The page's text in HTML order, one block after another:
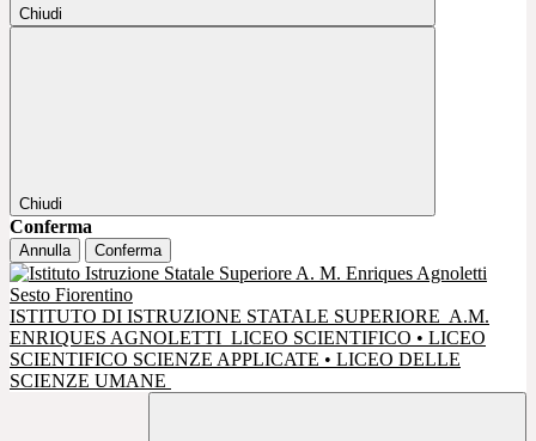
Chiudi
Chiudi
Conferma
Annulla Conferma
ISTITUTO DI ISTRUZIONE STATALE SUPERIORE A.M.
ENRIQUES AGNOLETTI LICEO SCIENTIFICO • LICEO
SCIENTIFICO SCIENZE APPLICATE • LICEO DELLE
SCIENZE UMANE